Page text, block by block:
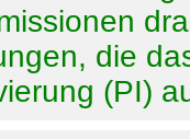
die
(PI)